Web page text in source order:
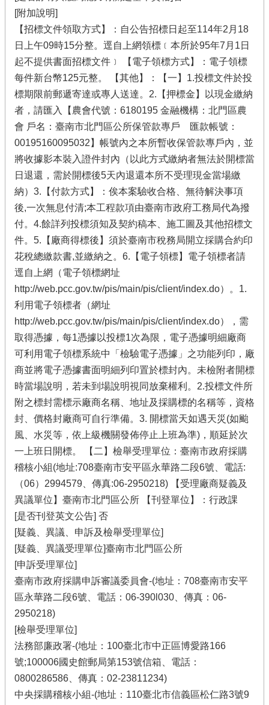
[附加說明]
【招標文件領取方式】：自公告招標日起至114年2月18
日上午09時15分整。逕自上網領標﹝本所於95年7月1日
起不提供書面招標文件﹞ 【電子領標方式】：電子領標
每件新台幣125元整。 【其他】：【一】1.投標文件於投
標期限前郵遞寄達或專人送達。2.【押標金】以現金繳納
者，請匯入【農會代號：6180195 金融機構：北門區農
會 戶名：臺南市北門區公所保管款專戶 匯款帳號：
00195160095032】帳號內之本所暫收保管款專戶內，並
將收據影本裝入證件封內（以此方式繳納者無法於開標當
日退還，需於開標後5天內退還本所不受理現金當場繳
納）3.【付款方式】：俟本案驗收合格、無待解決事項
後,一次無息付清;本工程款項由臺南市政府工務局代為撥
付。4.餘詳列投標須知及契約稿本、施工圖及其他招標文
件。5.【廠商得標後】須於臺南市稅務局開立採購合約印
花稅總繳款書,並繳納之。6.【電子領標】電子領標者請
逕自上網（電子領標網址
http://web.pcc.gov.tw/pis/main/pis/client/index.do）。1.
利用電子領標者（網址
http://web.pcc.gov.tw/pis/main/pis/client/index.do），需
取得憑據，每1憑據以投標1次為限，電子憑據明細廠商
可利用電子領標系統中「檢驗電子憑據」之功能列印，廠
商並將電子憑據書面明細列印置於標封內。未檢附者開標
時當場說明，若未到場說明視同放棄權利。2.投標文件所
附之標封需標示廠商名稱、地址及採購標的名稱等，資格
封、價格封廠商可自行準備。3. 開標當天如遇天災(如颱
風、水災等，依上級機關發佈停止上班為準)，順延於次
一上班日開標。 【二】檢舉受理單位：臺南市政府採購
稽核小組(地址:708臺南市安平區永華路二段6號、電話:
（06）2994579、傳真:06-2950218) 【受理廠商疑義及
異議單位】臺南市北門區公所 【刊登單位】：行政課
[是否刊登英文公告] 否
[疑義、異議、申訴及檢舉受理單位]
[疑義、異議受理單位]臺南市北門區公所
[申訴受理單位]
臺南市政府採購申訴審議委員會-(地址：708臺南市安平
區永華路二段6號、電話：06-390l030、傳真：06-
2950218)
[檢舉受理單位]
法務部廉政署-(地址：100臺北市中正區博愛路166
號;100006國史館郵局第153號信箱、電話：
0800286586、傳真：02-23811234)
中央採購稽核小組-(地址：110臺北市信義區松仁路3號9